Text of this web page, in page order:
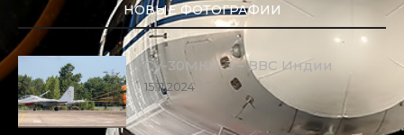
НОВЫЕ ФОТОГРАФИИ
Су-30МКИ-3 – ВВС Индии
15.11.2024